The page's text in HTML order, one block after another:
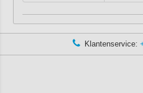
Klantenservice: